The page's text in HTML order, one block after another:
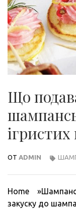
Що
ОТ ADMIN
Home
закуску до